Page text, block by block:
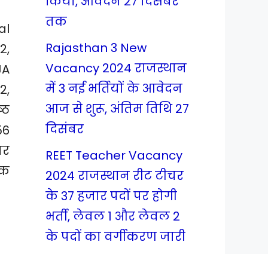
तक
Rajasthan 3 New
Vacancy 2024 राजस्थान
में 3 नई भर्तियों के आवेदन
आज से शुरू, अंतिम तिथि 27
दिसंबर
REET Teacher Vacancy
2024 राजस्थान रीट टीचर
के 37 हजार पदों पर होगी
भर्ती, लेवल 1 और लेवल 2
के पदों का वर्गीकरण जारी